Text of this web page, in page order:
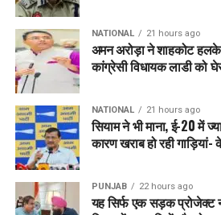
NATIONAL 21 hours ago
अमन अरोड़ा ने शाहकोट
कांग्रेसी विधायक लाडी को
NATIONAL 21 hours ago
सियाम ने भी माना, ई-20 में
कारण खराब हो रही गाड़ियां-
PUNJAB 22 hours ago
यह सिर्फ एक सड़क प्रोजेक्ट